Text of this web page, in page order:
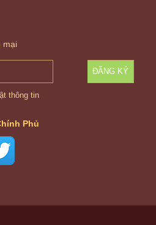
mại
ĐĂNG KÝ
thông tin
Phủ